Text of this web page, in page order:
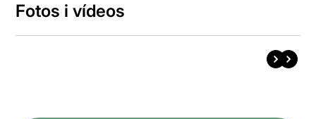
Fotos i vídeos